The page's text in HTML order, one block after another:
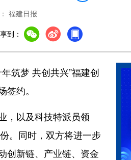
福建日报
到：
筑梦 共创共兴”福建创
约。
，以及科技特派员领
。同时，双方将进一步
创新链、产业链、资金